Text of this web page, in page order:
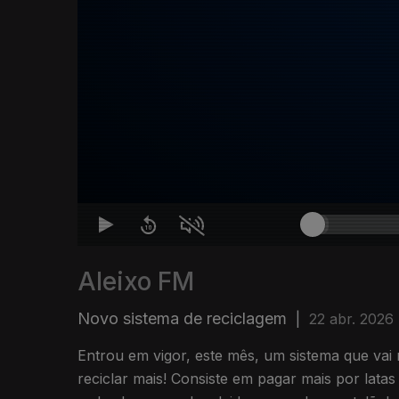
Aleixo FM
Novo sistema de reciclagem 22 abr. 2026
Entrou em vigor, este mês, um sistema que
reciclar mais! Consiste em pagar mais por